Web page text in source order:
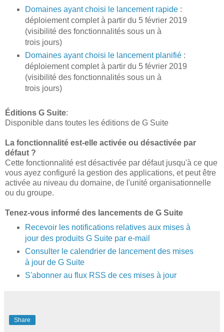
Domaines ayant choisi le lancement rapide :
déploiement complet à partir du 5 février 2019
(visibilité des fonctionnalités sous un à
trois jours)
Domaines ayant choisi le lancement planifié :
déploiement complet à partir du 5 février 2019
(visibilité des fonctionnalités sous un à
trois jours)
Éditions G Suite:
Disponible dans toutes les éditions de G Suite
La fonctionnalité est-elle activée ou désactivée par
défaut ?
Cette fonctionnalité est désactivée par défaut jusqu'à ce que
vous ayez configuré la gestion des applications, et peut être
activée au niveau du domaine, de l'unité organisationnelle
ou du groupe.
Tenez-vous informé des lancements de G Suite
Recevoir les notifications relatives aux mises à
jour des produits G Suite par e-mail
Consulter le calendrier de lancement des mises
à jour de G Suite
S'abonner au flux RSS de ces mises à jour
Share